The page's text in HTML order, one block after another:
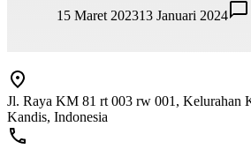
15 Maret 202313 Januari 2024
Jl. Raya KM 81 rt 003 rw 001, Kelurahan
Kandis, Indonesia